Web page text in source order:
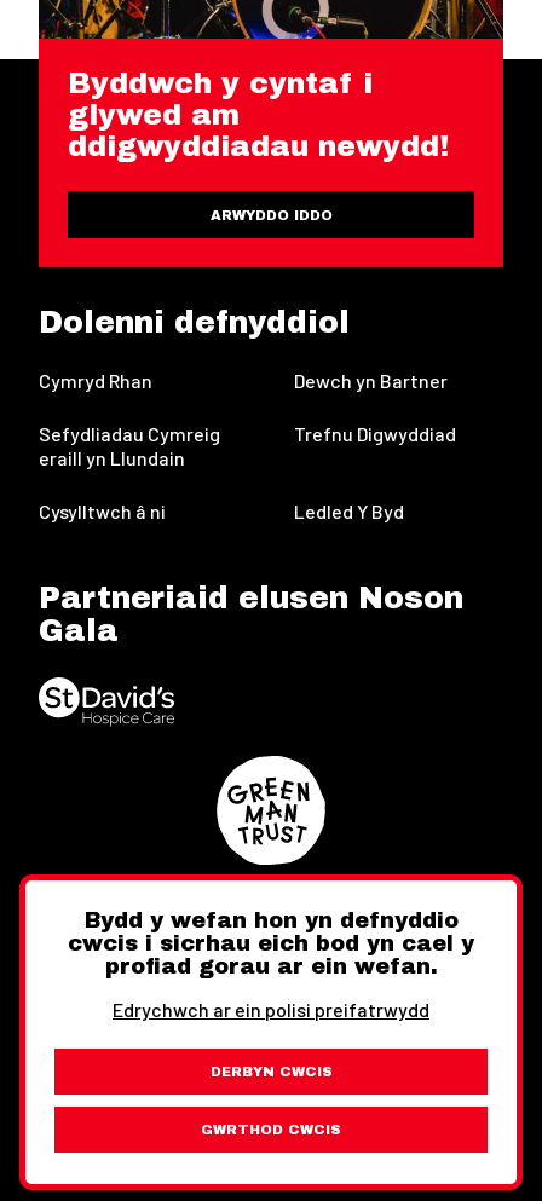
Byddwch y cyntaf i
glywed am
ddigwyddiadau newydd!
ARWYDDO IDDO
Dolenni defnyddiol
Cymryd Rhan Dewch yn Bartner
Sefydliadau Cymreig
eraill yn Llundain
Trefnu Digwyddiad
Cysylltwch â ni Ledled Y Byd
Partneriaid elusen Noson
Gala
Twitter FacebookInstagram
Ewch i'r Wefan Toward
Gwybodaeth Cyfreithiol
Wythnos Cymru Llundain © Hawlfraint 2026
Bydd y wefan hon yn defnyddio
cwcis i sicrhau eich bod yn cael y
profiad gorau ar ein wefan.
Edrychwch ar ein polisi preifatrwydd
DERBYN CWCIS
GWRTHOD CWCIS